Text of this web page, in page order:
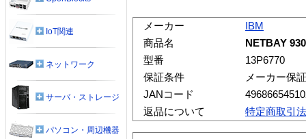
メーカー
IBM
商品名
NETBAY
型番
13P6770
保証条件
メーカー保証
JANコード
返品について
特定商取引
IoT関連
ネットワーク
サーバ・ストレージ
パソコン・周辺機器